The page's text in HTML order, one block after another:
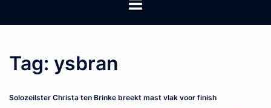
menu
Tag: ysbran
Solozeilster Christa ten Brinke breekt mast vlak voor finish